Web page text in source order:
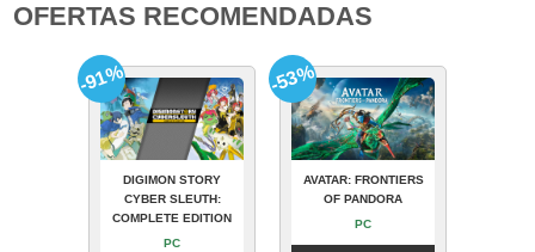
OFERTAS RECOMENDADAS
DIGIMON STORY
CYBER SLEUTH:
COMPLETE EDITION
PC
-91%
AVATAR: FRONTIERS
OF PANDORA
PC
-53%